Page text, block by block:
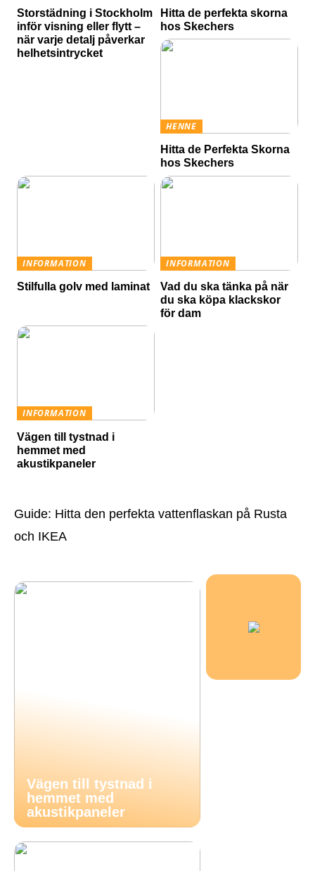
Storstädning i Stockholm
inför visning eller flytt –
när varje detalj påverkar
helhetsintrycket
Hitta de perfekta skorna
hos Skechers
HENNE
Hitta de Perfekta Skorna
hos Skechers
INFORMATION
Stilfulla golv med laminat
INFORMATION
Vad du ska tänka på när
du ska köpa klackskor
för dam
INFORMATION
Vägen till tystnad i
hemmet med
akustikpaneler
Guide: Hitta den perfekta vattenflaskan på Rusta
och IKEA
Vägen till tystnad i
hemmet med
akustikpaneler